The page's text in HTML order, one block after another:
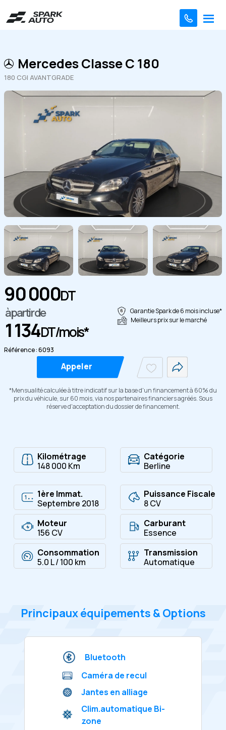
Mercedes Classe C 180
180 CGI AVANTGRADE
90 000DT
à partir de
1 134DT/mois*
Référence : 6093
Garantie Spark de 6 mois incluse*
Meilleurs prix sur le marché
Appeler
*Mensualité calculée à titre indicatif sur la base d'un financement à 60% du
prix du véhicule, sur 60 mois, via nos partenaires financiers agréés. Sous
réserve d'acceptation du dossier de financement.
Kilométrage
148 000 Km
Catégorie
Berline
1ère Immat.
Septembre 2018
Puissance Fiscale
8 CV
Moteur
156 CV
Carburant
Essence
Consommation
5.0 L / 100 km
Transmission
Automatique
Principaux équipements & Options
Bluetooth
Caméra de recul
Jantes en alliage
Clim.automatique Bi-
zone
Copier